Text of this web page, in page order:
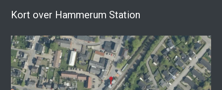
Kort over Hammerum Station